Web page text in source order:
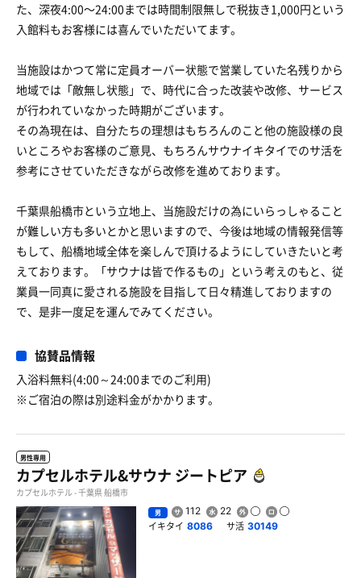
た、深夜4:00〜24:00までは時間制限無しで税抜き1,000円という
入館料もお客様には喜んでいただいてます。
当施設はかつて常に定員オーバー状態で営業していた名残りから
地域では「敵無し状態」で、時代に合った改装や改修、サービス
が行われていなかった時期がございます。
その為現在は、自分たちの理想はもちろんのこと他の施設様の良
いところやお客様のご意見、もちろんサウナイキタイでのサ活を
参考にさせていただきながら改修を進めております。
千葉県船橋市という立地上、当施設だけの為にいらっしゃること
が難しい方も多いとかと思いますので、今後は地域の情報発信等
もして、船橋地域全体を楽しんで頂けるようにしていきたいと考
えております。「サウナは皆で作るもの」という考えのもと、従
業員一同真に愛される施設を目指して日々精進しておりますの
で、是非一度足を運んでみてください。
協賛品情報
入浴料無料(4:00～24:00までのご利用)
※ご宿泊の際は別途料金がかかります。
男性専用
カプセルホテル&サウナ ジートピア
カプセルホテル - 千葉県 船橋市
男 112 22
イキタイ 8086 サ活 30149